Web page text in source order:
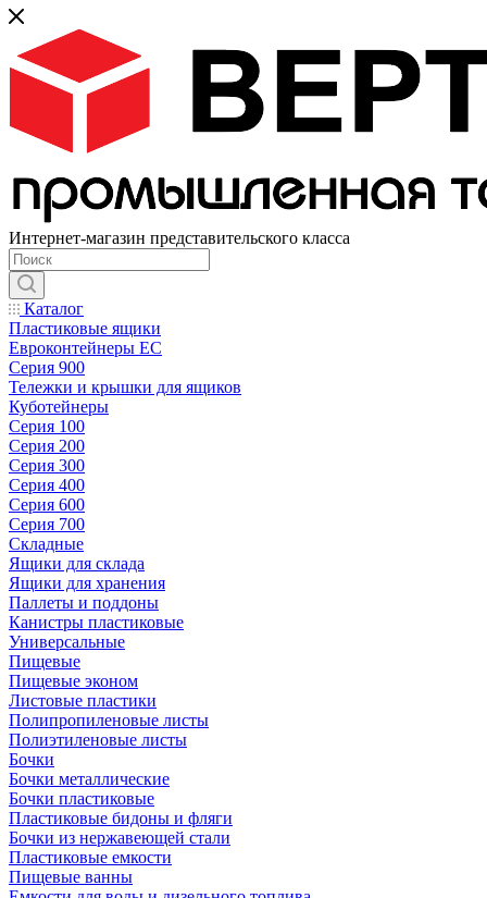
Интернет-магазин представительского класса
Каталог
Пластиковые ящики
Евроконтейнеры ЕС
Серия 900
Тележки и крышки для ящиков
Куботейнеры
Серия 100
Серия 200
Серия 300
Серия 400
Серия 600
Серия 700
Складные
Ящики для склада
Ящики для хранения
Паллеты и поддоны
Канистры пластиковые
Универсальные
Пищевые
Пищевые эконом
Листовые пластики
Полипропиленовые листы
Полиэтиленовые листы
Бочки
Бочки металлические
Бочки пластиковые
Пластиковые бидоны и фляги
Бочки из нержавеющей стали
Пластиковые емкости
Пищевые ванны